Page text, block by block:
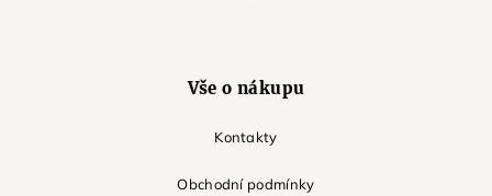
Vše o nákupu
Kontakty
Obchodní podmínky